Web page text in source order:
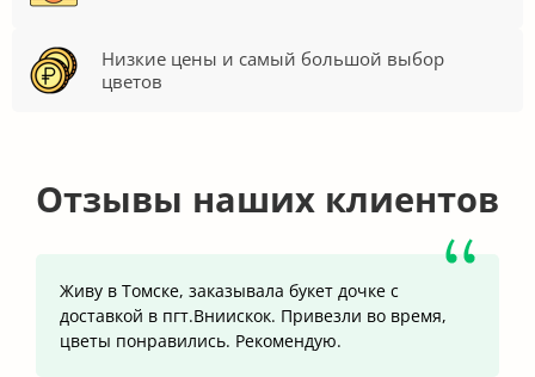
Низкие цены и самый большой выбор
цветов
Отзывы наших клиентов
Живу в Томске, заказывала букет дочке с
доставкой в пгт.Вниискок. Привезли во время,
цветы понравились. Рекомендую.